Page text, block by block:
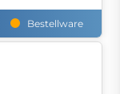
Bestellware